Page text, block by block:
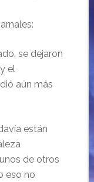
se dejaron
el
aún más
están
de otros
eso no